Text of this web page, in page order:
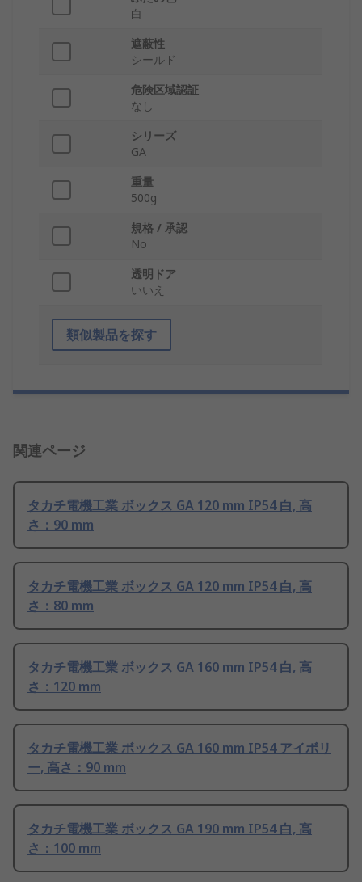
白
遮蔽性
シールド
危険区域認証
なし
シリーズ
GA
重量
500g
規格 / 承認
No
透明ドア
いいえ
類似製品を探す
関連ページ
タカチ電機工業 ボックス GA 120 mm IP54 白, 高
さ：90 mm
タカチ電機工業 ボックス GA 120 mm IP54 白, 高
さ：80 mm
タカチ電機工業 ボックス GA 160 mm IP54 白, 高
さ：120 mm
タカチ電機工業 ボックス GA 160 mm IP54 アイボリ
ー, 高さ：90 mm
タカチ電機工業 ボックス GA 190 mm IP54 白, 高
さ：100 mm